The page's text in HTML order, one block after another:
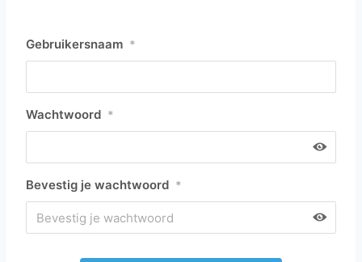
Gebruikersnaam *
Wachtwoord *
Bevestig je wachtwoord *